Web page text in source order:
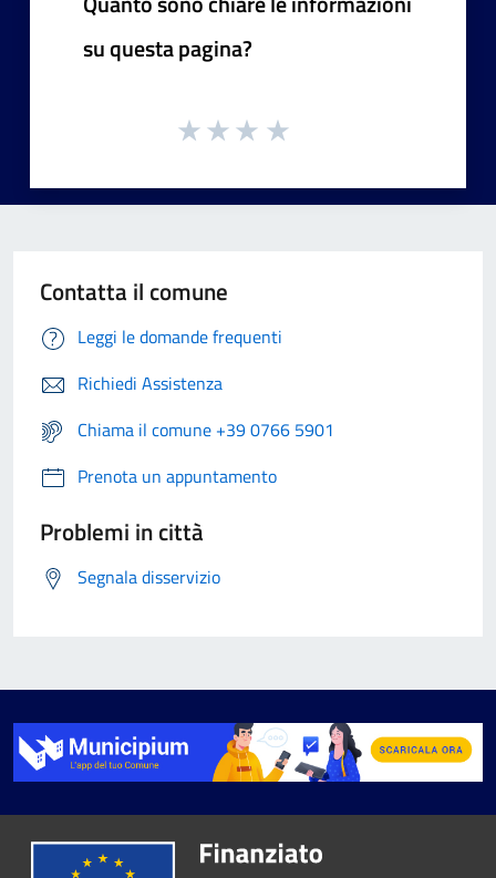
su questa pagina?
Contatta il comune
Leggi le domande frequenti
Richiedi Assistenza
Chiama il comune +39 0766 5901
Prenota un appuntamento
Problemi in città
Segnala disservizio